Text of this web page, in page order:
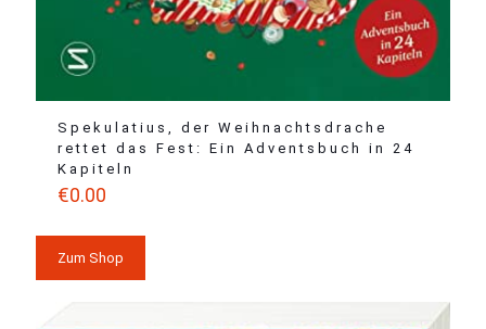
Spekulatius, der Weihnachtsdrache
rettet das Fest: Ein Adventsbuch in 24
Kapiteln
€0.00
Zum Shop